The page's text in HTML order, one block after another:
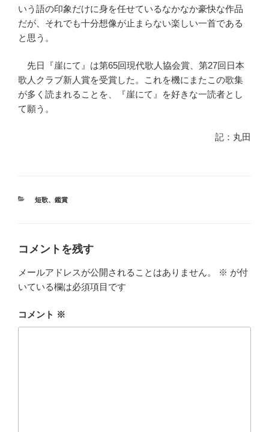
いう語の印象だけに身を任せているなかなか豪快な作品
だが、それでも十分想像が止まらない楽しい一首である
と思う。
先日『崖にて』は第65回現代歌人協会賞、第27回日本
歌人クラブ新人賞を受賞した。これを機にまたこの歌集
が多く読まれることを、『崖にて』を好きな一読者とし
て願う。
記：丸田
カ
短歌、 鑑賞
コメントを残す
メールアドレスが公開されることはありません。 ※ が付
いている欄は必須項目です
コメント ※